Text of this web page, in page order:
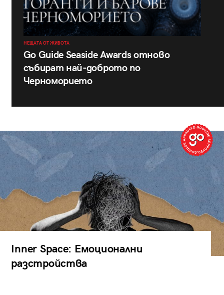
НЕЩАТА ОТ ЖИВОТА
Go Guide Seaside Awards отново
събират най-доброто по
Черноморието
Inner Space: Емоционални
разстройства